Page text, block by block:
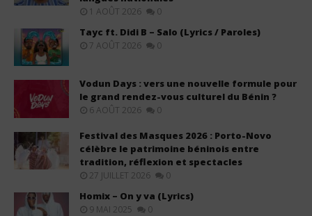
1 AOÛT 2026 0
Tayc ft. Didi B – Salo (Lyrics / Paroles)
7 AOÛT 2026 0
Vodun Days : vers une nouvelle formule pour
le grand rendez-vous culturel du Bénin ?
6 AOÛT 2026 0
Festival des Masques 2026 : Porto-Novo
célèbre le patrimoine béninois entre
tradition, réflexion et spectacles
27 JUILLET 2026 0
Homix – On y va (Lyrics)
9 MAI 2025 0